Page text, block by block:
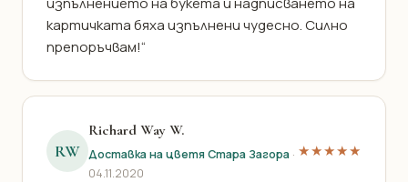
картичката бяха изпълнени чудесно. Силно
препоръчвам!“
RW
Richard Way W.
Доставка на цветя Стара Загора ·
04.11.2020
★★★★★